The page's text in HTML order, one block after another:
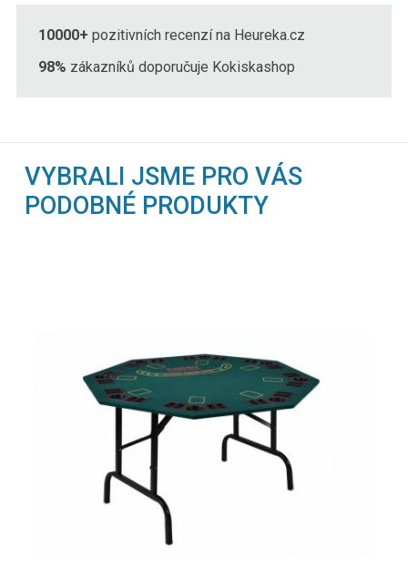
10000+ pozitivních recenzí na Heureka.cz
98% zákazníků doporučuje Kokiskashop
VYBRALI JSME PRO VÁS
PODOBNÉ PRODUKTY